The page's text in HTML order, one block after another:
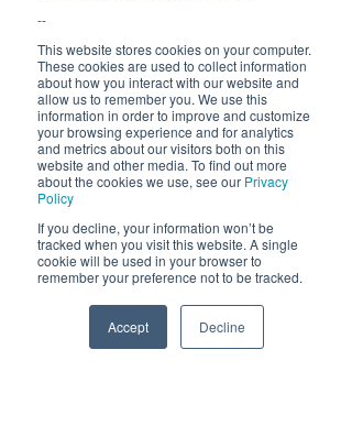
--
This website stores cookies on your computer.
These cookies are used to collect information
about how you interact with our website and
allow us to remember you. We use this
information in order to improve and customize
your browsing experience and for analytics
and metrics about our visitors both on this
website and other media. To find out more
about the cookies we use, see our Privacy
Policy
If you decline, your information won’t be
tracked when you visit this website. A single
cookie will be used in your browser to
remember your preference not to be tracked.
Accept Decline
som skjer på Himmelblå og
neste sommer!
Send
Email Facebook